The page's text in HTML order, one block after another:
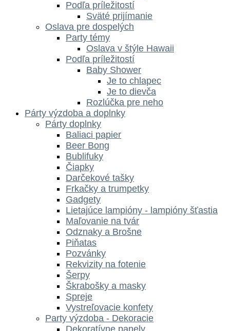
Podľa príležitostí
Sväté prijímanie
Oslava pre dospelých
Party témy
Oslava v štýle Hawaii
Podľa príležitostí
Baby Shower
Je to chlapec
Je to dievča
Rozlúčka pre neho
Párty výzdoba a doplnky
Párty doplnky
Baliaci papier
Beer Bong
Bublifuky
Čiapky
Darčekové tašky
Frkačky a trumpetky
Gadgety
Lietajúce lampióny - lampióny šťastia
Maľovanie na tvár
Odznaky a Brošne
Piňatas
Pozvánky
Rekvizity na fotenie
Šerpy
Škrabošky a masky
Spreje
Vystreľovacie konfety
Party výzdoba - Dekoracie
Dekoratívne panely